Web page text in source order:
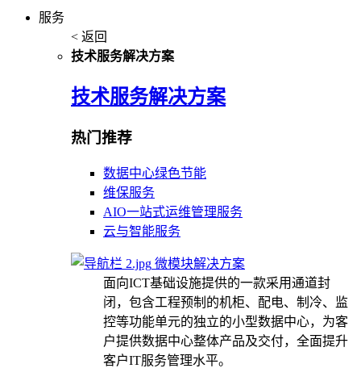
服务
< 返回
技术服务解决方案
技术服务解决方案
热门推荐
数据中心绿色节能
维保服务
AIO一站式运维管理服务
云与智能服务
微模块解决方案
面向ICT基础设施提供的一款采用通道封
闭，包含工程预制的机柜、配电、制冷、监
控等功能单元的独立的小型数据中心，为客
户提供数据中心整体产品及交付，全面提升
客户IT服务管理水平。